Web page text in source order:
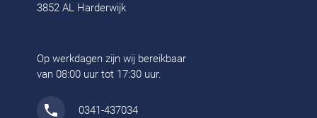
3852 AL Harderwijk
Op werkdagen zijn wij bereikbaar
van 08:00 uur tot 17:30 uur.
0341-437034